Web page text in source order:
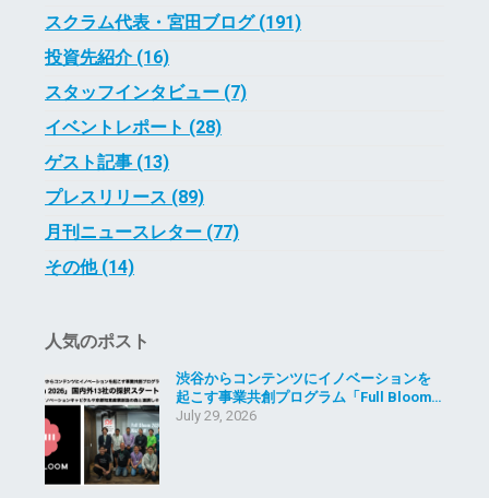
スクラム代表・宮田ブログ (191)
投資先紹介 (16)
スタッフインタビュー (7)
イベントレポート (28)
ゲスト記事 (13)
プレスリリース (89)
月刊ニュースレター (77)
その他 (14)
人気のポスト
渋谷からコンテンツにイノベーションを
起こす事業共創プログラム「Full Bloom…
July 29, 2026